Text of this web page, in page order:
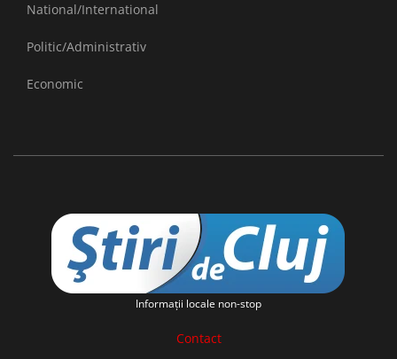
National/International
Politic/Administrativ
Economic
Informaţii locale non-stop
Contact